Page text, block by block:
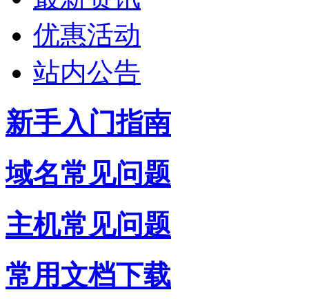
优惠活动
站内公告
新手入门指南
域名常见问题
主机常见问题
常用文档下载